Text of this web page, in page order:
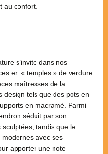
au confort.
s’invite dans nos
en « temples » de verdure.
maîtresses de la
design tels que des pots en
en macramé. Parmi
séduit par son
sculptées, tandis que le
modernes avec ses
apporter une note